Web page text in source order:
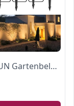
NIORSUN Gartenbeleuchtung LED, Warmweiß 3000K LED Strahler, IP67 Wasserdichter Gartenstrahler, 17 m 12 V Gartenleuchten mit Adapter, Gartenlampen für Draußen für Garten, Hof, Bäume(4er-Pack)